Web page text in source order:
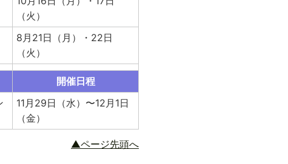
（火）
8月21日（月）・22日
（火）
開催日程
11月29日（水）〜12月1日
（金）
▲ページ先頭へ